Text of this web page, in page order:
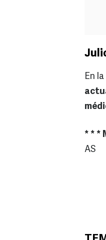
En
* * *
AS